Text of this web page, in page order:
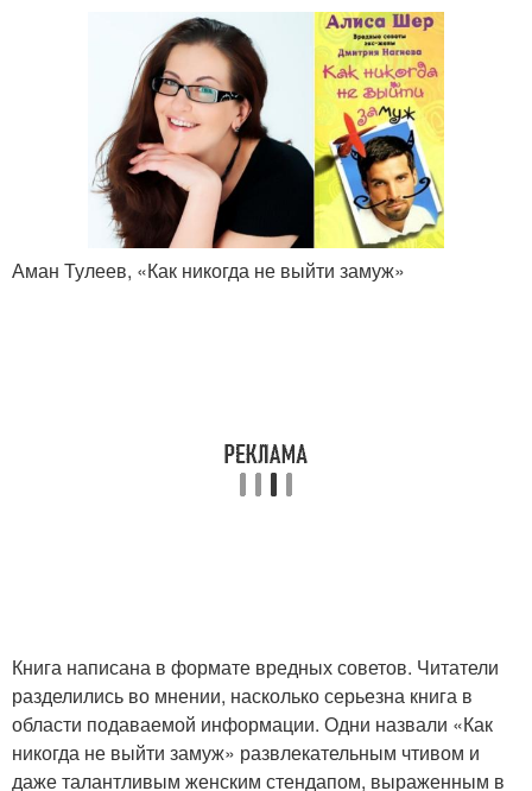
Аман Тулеев, «Как никогда не выйти замуж»
Книга написана в формате вредных советов. Читатели
разделились во мнении, насколько серьезна книга в
области подаваемой информации. Одни назвали «Как
никогда не выйти замуж» развлекательным чтивом и
даже талантливым женским стендапом, выраженным в